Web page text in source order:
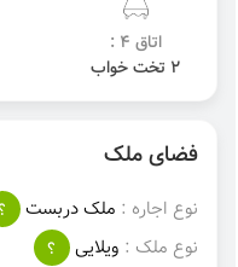
اتاق 4 :
2 تخت خواب
فضای ملک
نوع اجاره : ملک دربست
نوع ملک : ویلایی
؟